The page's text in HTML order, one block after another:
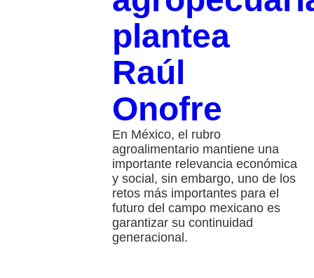
plantea
Raúl
Onofre
En México, el rubro
agroalimentario mantiene una
importante relevancia económica
y social, sin embargo, uno de los
retos más importantes para el
futuro del campo mexicano es
garantizar su continuidad
generacional.